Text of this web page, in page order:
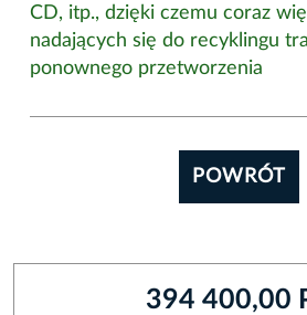
CD, itp., dzięki czemu coraz
nadających się do recyklingu
ponownego przetworzenia
POWRÓT
394 400,00